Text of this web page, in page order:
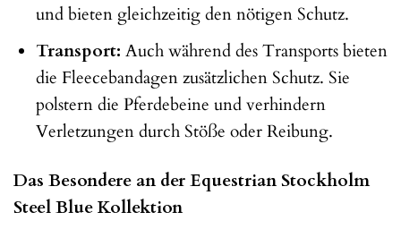
und bieten gleichzeitig den nötigen Schutz.
Transport: Auch während des Transports bieten
die Fleecebandagen zusätzlichen Schutz. Sie
polstern die Pferdebeine und verhindern
Verletzungen durch Stöße oder Reibung.
Das Besondere an der Equestrian Stockholm
Steel Blue Kollektion